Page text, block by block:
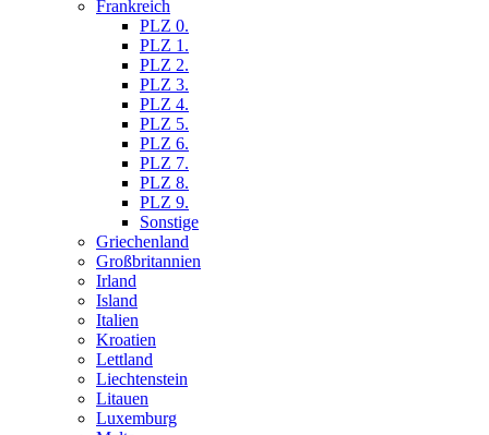
Frankreich
PLZ 0.
PLZ 1.
PLZ 2.
PLZ 3.
PLZ 4.
PLZ 5.
PLZ 6.
PLZ 7.
PLZ 8.
PLZ 9.
Sonstige
Griechenland
Großbritannien
Irland
Island
Italien
Kroatien
Lettland
Liechtenstein
Litauen
Luxemburg